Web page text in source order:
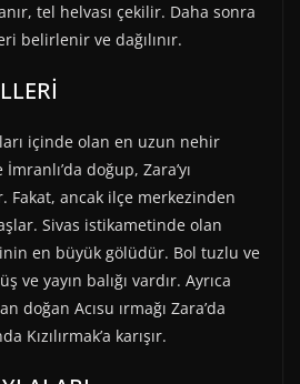
tel helvası çekilir. Daha sonra
belirlenir ve dağılınır.
içinde olan en uzun nehir
doğup, Zara’yı
Fakat, ancak ilçe merkezinden
Sivas istikametinde olan
en büyük gölüdür. Bol tuzlu ve
ve yayın balığı vardır. Ayrıca
doğan Acısu ırmağı Zara’da
Kızılırmak’a karışır.